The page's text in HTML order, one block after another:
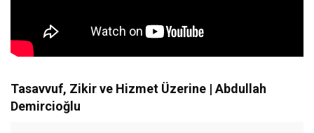
Tasavvuf, Zikir ve Hizmet Üzerine | Abdullah
Demircioğlu